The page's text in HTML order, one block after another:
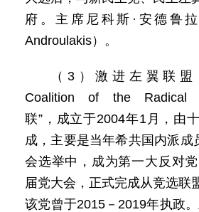
府。主席尼科斯·安德鲁
Androulakis）。
（3）激进左翼联
Coalition of the Radical
联”，成立于2004年1月，由
成，主要是当年希共国内派成
会选举中，成为第一大反对
届党大会，正式完成从竞选联
该党曾于2015－2019年执政